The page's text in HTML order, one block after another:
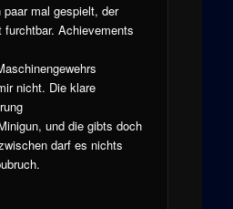
mal gespielt, der
furchtbar. Achievements
nicht. Die klare
und die gibts doch
darf es nichts